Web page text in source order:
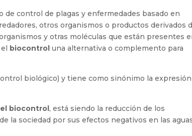
de control de plagas y enfermedades basado en
otros organismos o productos derivados
y otras moléculas que están presentes
biocontrol una alternativa o complemento para
biológico) y tiene como sinónimo la
biocontrol, está siendo la reducción de los
la sociedad por sus efectos negativos en las